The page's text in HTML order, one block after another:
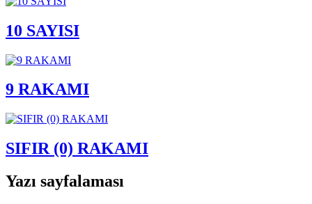
10 SAYISI
9 RAKAMI
SIFIR (0) RAKAMI
Yazı sayfalaması